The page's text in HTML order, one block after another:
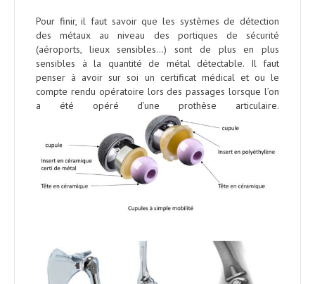
Pour finir, il faut savoir que les systèmes de détection
des métaux au niveau des portiques de sécurité
(aéroports, lieux sensibles…) sont de plus en plus
sensibles à la quantité de métal détectable. Il faut
penser à avoir sur soi un certificat médical et ou le
compte rendu opératoire lors des passages lorsque l’on
a été opéré d’une prothèse articulaire.